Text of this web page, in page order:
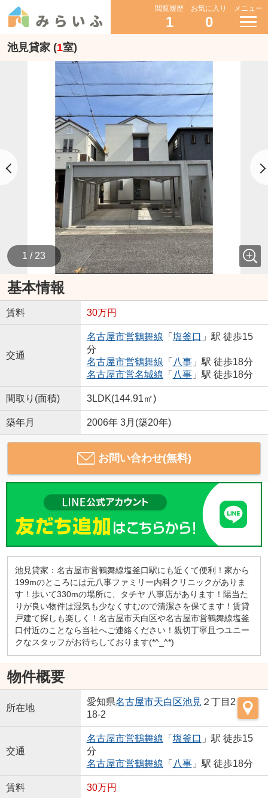
閲覧履歴
1
お気に入り
0
メニュー
池見貸家 (1室)
1 / 23
基本情報
賃料 30万円
交通
名古屋市営鶴舞線 「 塩釜口 」駅 徒歩15
分
名古屋市営鶴舞線 「 八事」駅 徒歩18分
名古屋市営名城線 「 八事」駅 徒歩18分
間取り(面積) 3LDK(144.91㎡)
築年月 2006年 3月(築20年)
お問い合わせ(無料)
池見貸家：名古屋市営鶴舞線塩釜口駅にも近くて便利！家から
199mのところには元八事ファミリー内科クリニックがありま
す！歩いて330mの場所に、タチヤ 八事店があります！陽当た
りが良い物件は湿気も少なくすむので清潔さを保てます！賃貸
戸建て探しも楽しく！名古屋市天白区や名古屋市営鶴舞線塩釜
口付近のことなら当社へご連絡ください！親切丁寧且つユニー
クなスタッフがお待ちしております(*^_^*)
物件概要
所在地
愛知県名古屋市天白区池見 ２丁目2
18-2
交通
名古屋市営鶴舞線 「 塩釜口 」駅 徒歩15
分
名古屋市営鶴舞線 「 八事」駅 徒歩18分
賃料 30万円